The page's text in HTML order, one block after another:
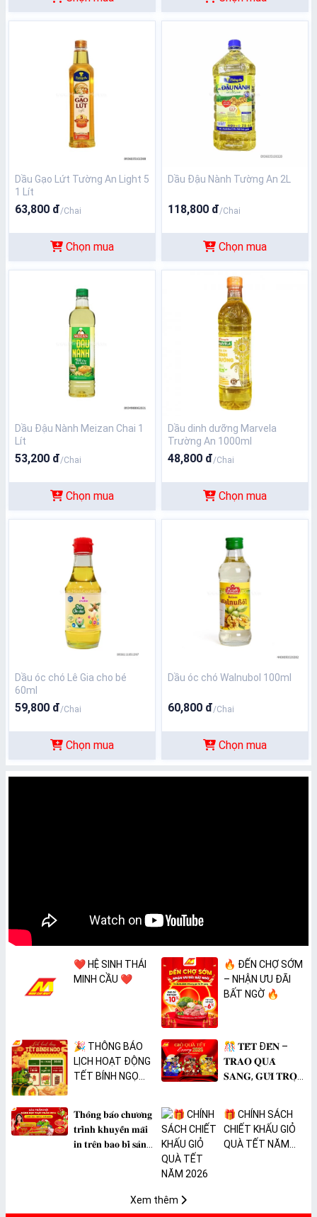
Dầu Gạo Lứt Tường An Light 5
1 Lít
63,800 đ/Chai
Chọn mua
Dầu Đậu Nành Tường An 2L
118,800 đ/Chai
Chọn mua
Dầu Đậu Nành Meizan Chai 1
Lít
53,200 đ/Chai
Chọn mua
Dầu dinh dưỡng Marvela
Trường An 1000ml
48,800 đ/Chai
Chọn mua
Dầu óc chó Lê Gia cho bé
60ml
59,800 đ/Chai
Chọn mua
Dầu óc chó Walnubol 100ml
60,800 đ/Chai
Chọn mua
❤️ HỆ SINH THÁI
MINH CẦU ❤️
🔥 ĐẾN CHỢ SỚM
– NHẬN ƯU ĐÃI
BẤT NGỜ 🔥
🎉 THÔNG BÁO
LỊCH HOẠT ĐỘNG
TẾT BÍNH NGỌ
🎊 𝐓𝐄̂́𝐓 Đ𝐄̂́𝐍 –
𝐓𝐑𝐀𝐎 𝐐𝐔𝐀̀
𝐒𝐀𝐍𝐆, 𝐆𝐔̛̉𝐈 𝐓𝐑𝐎̣𝐍
𝐓𝐡𝐨̂𝐧𝐠 𝐛𝐚́𝐨 𝐜𝐡𝐮̛𝐨̛𝐧𝐠
𝐭𝐫𝐢̀𝐧𝐡 𝐤𝐡𝐮𝐲𝐞̂́𝐧 𝐦𝐚̃𝐢
𝐢𝐧 𝐭𝐫𝐞̂𝐧 𝐛𝐚𝐨 𝐛𝐢̀ 𝐬𝐚̉𝐧
🎁 CHÍNH SÁCH
CHIẾT KHẤU GIỎ
QUÀ TẾT NĂM
Xem thêm